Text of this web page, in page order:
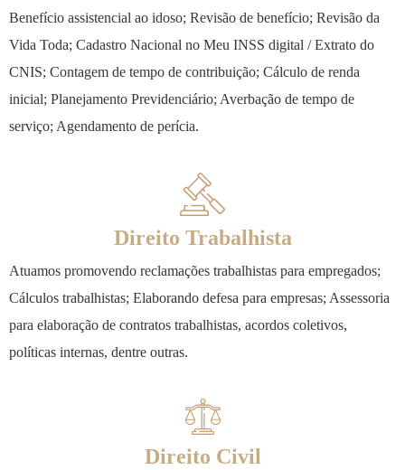
Benefício assistencial ao idoso; Revisão de benefício; Revisão da
Vida Toda; Cadastro Nacional no Meu INSS digital / Extrato do
CNIS; Contagem de tempo de contribuição; Cálculo de renda
inicial; Planejamento Previdenciário; Averbação de tempo de
serviço; Agendamento de perícia.
Direito Trabalhista
Atuamos promovendo reclamações trabalhistas para empregados;
Cálculos trabalhistas; Elaborando defesa para empresas; Assessoria
para elaboração de contratos trabalhistas, acordos coletivos,
políticas internas, dentre outras.
Direito Civil